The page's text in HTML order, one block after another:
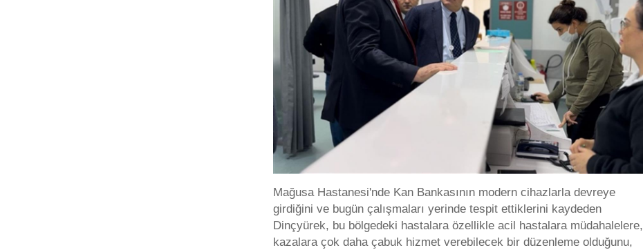
Mağusa Hastanesi'nde Kan Bankasının modern cihazlarla devreye
girdiğini ve bugün çalışmaları yerinde tespit ettiklerini kaydeden
Dinçyürek, bu bölgedeki hastalara özellikle acil hastalara müdahalelere,
kazalara çok daha çabuk hizmet verebilecek bir düzenleme olduğunu,